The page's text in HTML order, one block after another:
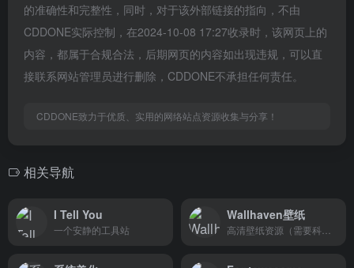
的准确性和完整性，同时，对于该外部链接的指向，不由
CDDONE实际控制，在2024-10-08 17:27收录时，该网页上的
内容，都属于合规合法，后期网页的内容如出现违规，可以直
接联系网站管理员进行删除，CDDONE不承担任何责任。
CDDONE致力于优质、实用的网络站点资源收集与分享！
相关导航
I Tell You
一个安静的工具站
Wallhaven壁纸